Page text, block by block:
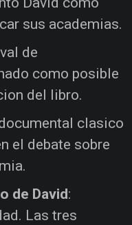
sus academias.
de
como posible
del libro.
clasico
el debate sobre
de David:
Las tres